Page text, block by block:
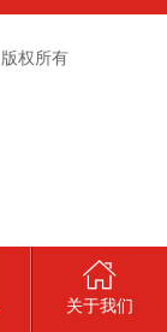
版权所有
关于我们